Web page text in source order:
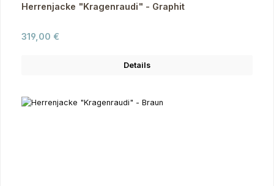
Herrenjacke "Kragenraudi" - Graphit
Regulärer Preis:
319,00 €
Details